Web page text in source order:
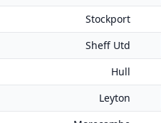
Stockport
Sheff Utd
Hull
Leyton